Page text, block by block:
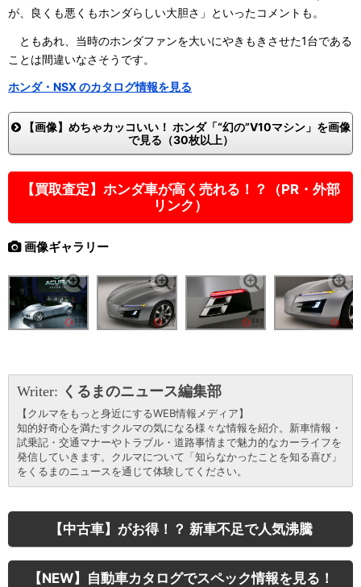
が、良くも悪くもホンダらしい大胆さ」といったコメントも。
ともあれ、当時のホンダファンを大いにやきもきさせた1台である
ことは間違いなさそうです。
ホンダ・NSX のカタログ情報を見る
【画像】めちゃカッコいい！ ホンダ「“幻の”V10マシン」を画像
で見る（30枚以上）
【買取査定】ホンダ車が高く売れる！？（PR・外部
リンク）
画像ギャラリー
Writer: くるまのニュース編集部
【クルマをもっと身近にするWEB情報メディア】
知的好奇心を満たすクルマの気になる様々な情報を紹介。新車情報・
試乗記・交通マナーやトラブル・道路事情まで魅力的なカーライフを
発信していきます。クルマについて「知らなかったことを知る喜び」
をくるまのニュースを通じて体験してください。
【中古車】がお得！？ 新車不足で人気沸騰
【NEW】自動車カタログでスペック情報を見る！